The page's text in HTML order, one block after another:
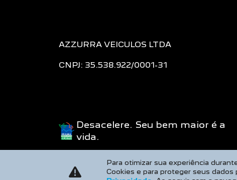
AZZURRA VEICULOS LTDA
CNPJ: 35.538.922/0001-31
Desacelere. Seu bem maior é a
vida.
Para otimizar sua experiência
Cookies e para proteger seus